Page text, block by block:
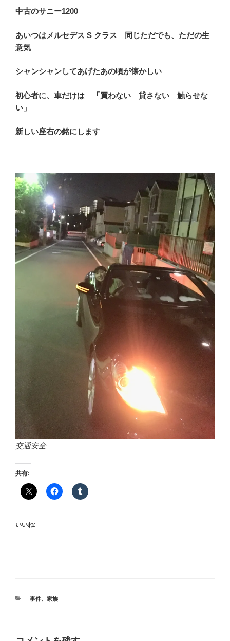
中古のサニー1200
あいつはメルセデス S クラス 同じただでも、ただの生
意気
シャンシャンしてあげたあの頃が懐かしい
初心者に、車だけは 「買わない 貸さない 触らせな
い」
新しい座右の銘にします
交通安全
共有:
いいね:
カ
事件、 家族